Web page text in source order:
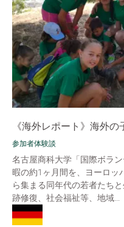
《海外レポート》海外
参加者体験談
名古屋商科大学「国際ボラ
暇の約1ヶ月間を、ヨーロッ
ら集まる同年代の若者たち
跡修復、社会福祉等、地域...